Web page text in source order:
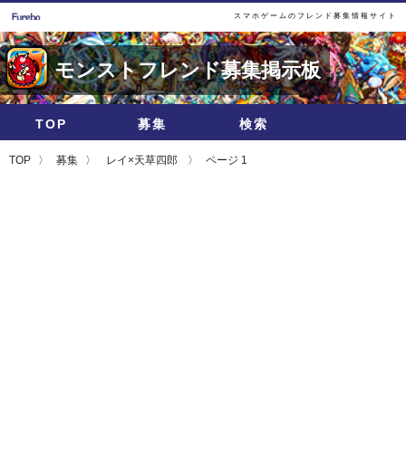
スマホゲームのフレンド募集情報サイト
モンストフレンド募集掲示板
TOP 募集 検索
TOP 募集 レイ×天草四郎 ページ 1